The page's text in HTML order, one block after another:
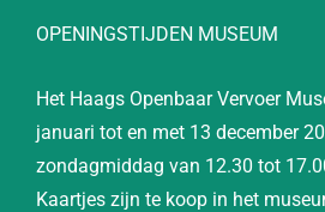
OPENINGSTIJDEN MUSEUM
Het Haags Openbaar Vervoer
januari tot en met 13 december
zondagmiddag van 12.30 tot
Kaartjes zijn te koop in het